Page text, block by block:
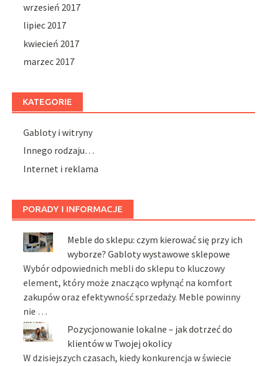
wrzesień 2017
lipiec 2017
kwiecień 2017
marzec 2017
KATEGORIE
Gabloty i witryny
Innego rodzaju…
Internet i reklama
PORADY I INFORMACJE
Meble do sklepu: czym kierować się przy ich
wyborze? Gabloty wystawowe sklepowe
Wybór odpowiednich mebli do sklepu to kluczowy
element, który może znacząco wpłynąć na komfort
zakupów oraz efektywność sprzedaży. Meble powinny
nie …
Pozycjonowanie lokalne – jak dotrzeć do
klientów w Twojej okolicy
W dzisiejszych czasach, kiedy konkurencja w świecie